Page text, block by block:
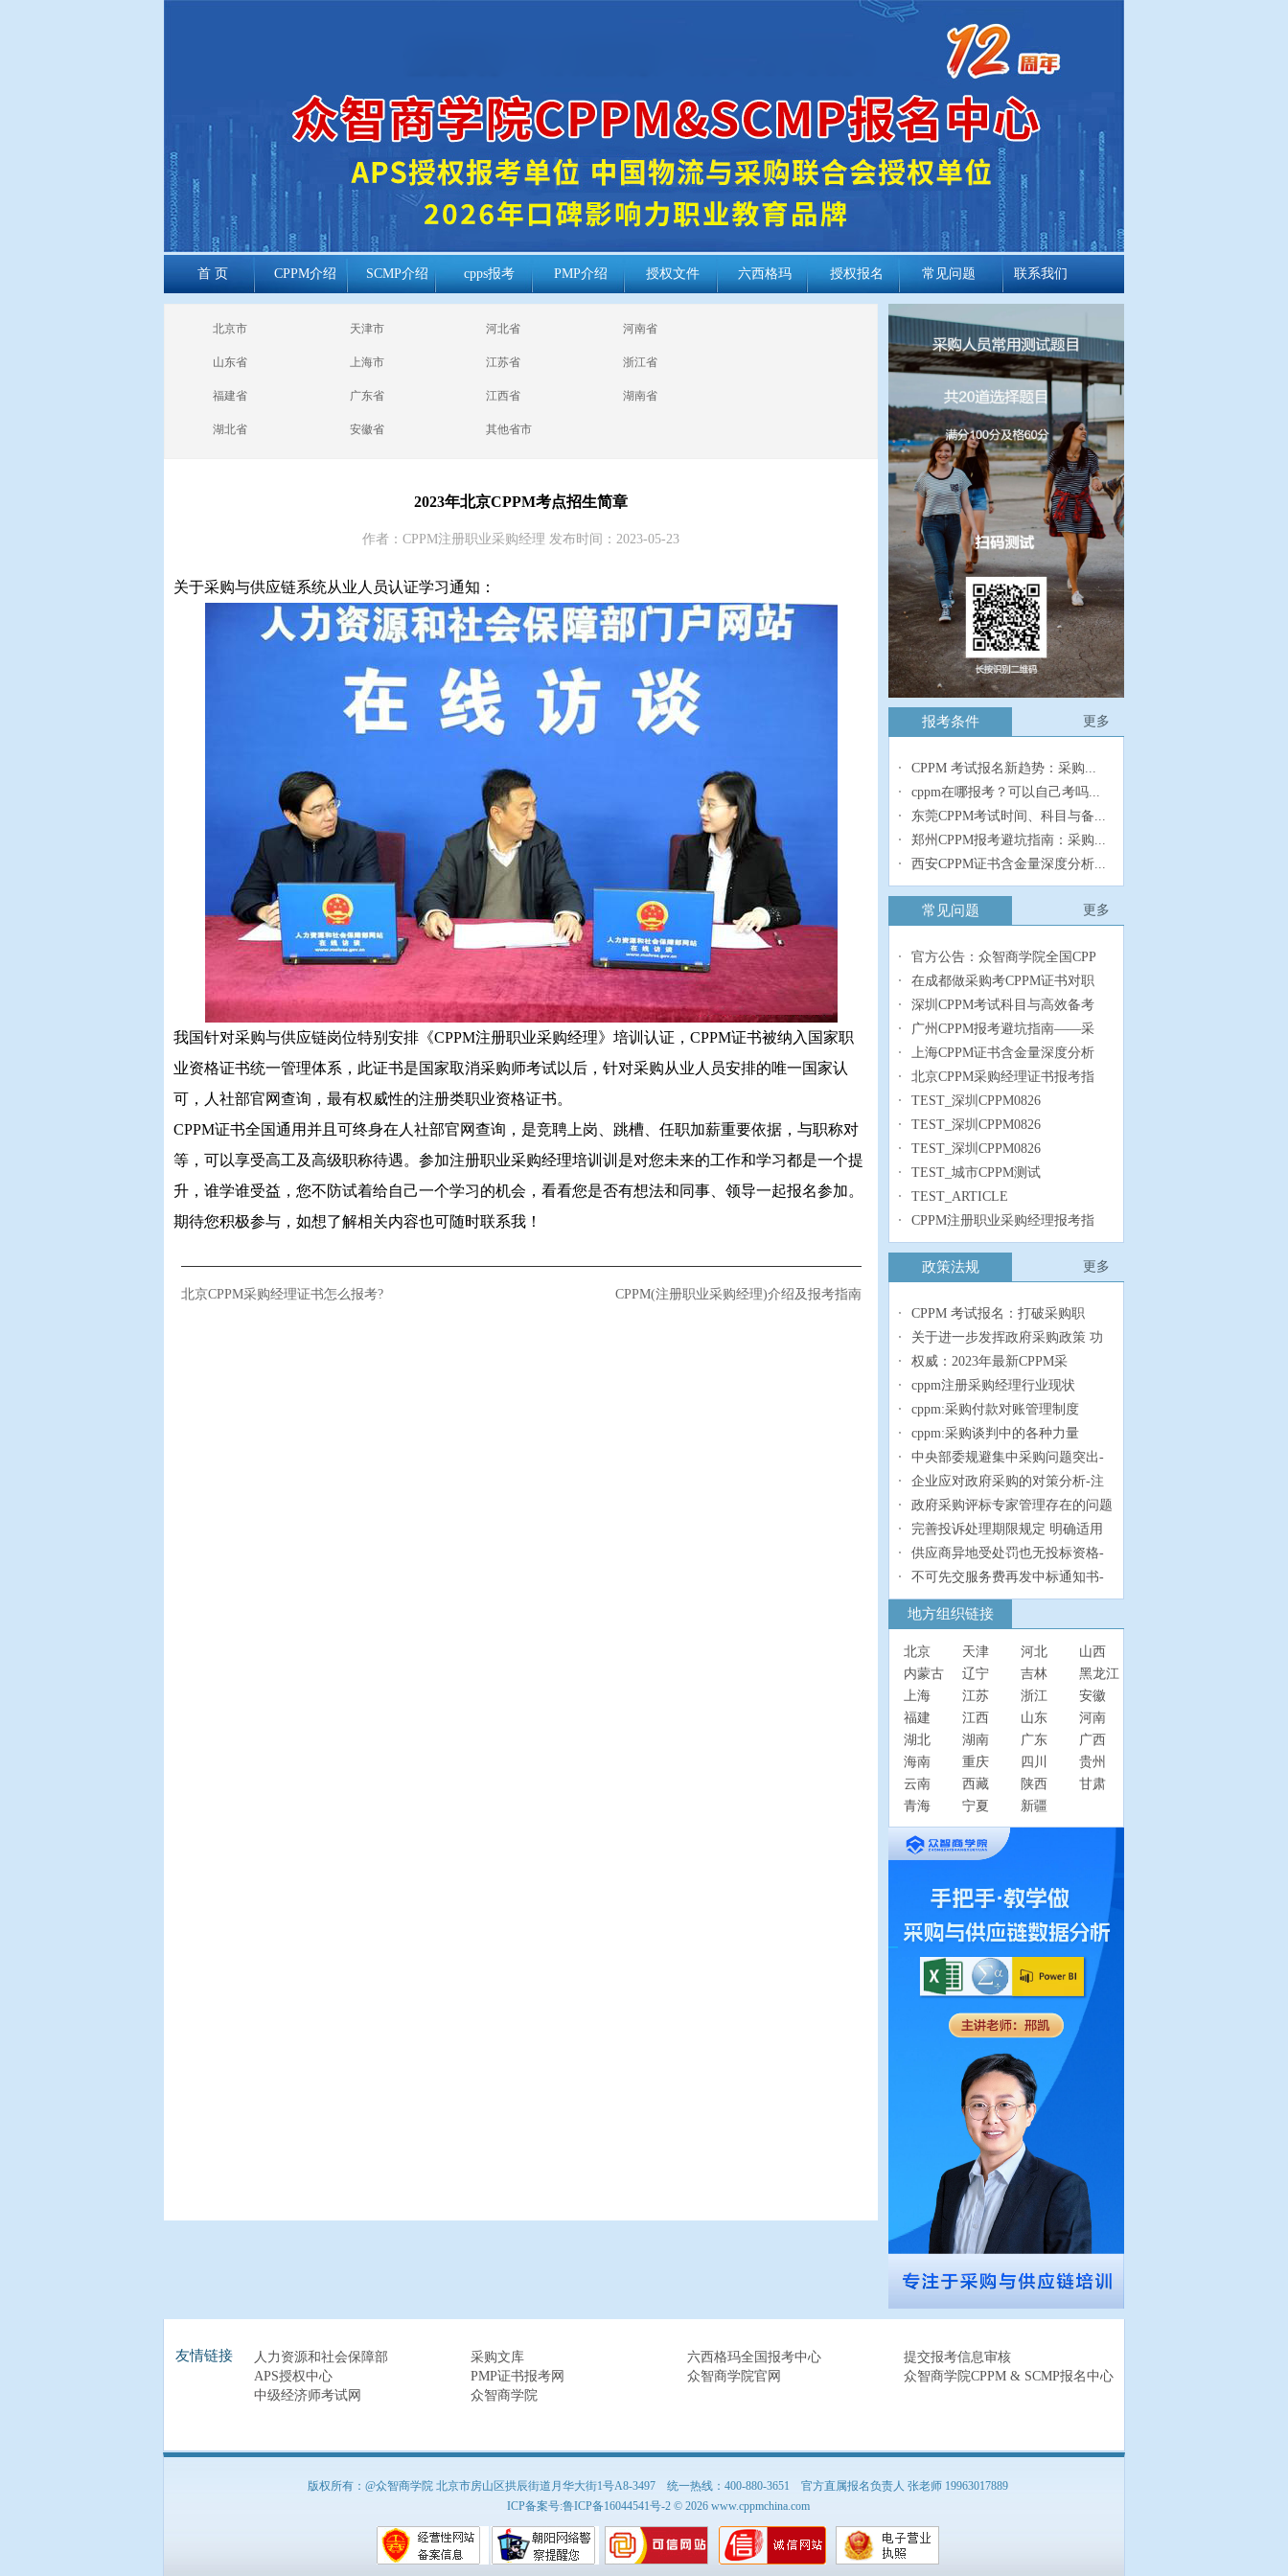
首 页 CPPM介绍 SCMP介绍 cpps报考 PMP介绍 授权文件 六西格玛 授权报名 常见问题 联系我们
cppm报考常见
问题
北京市 天津市 河北省 河南省
山东省 上海市 江苏省 浙江省
福建省 广东省 江西省 湖南省
湖北省 安徽省 其他省市
2023年北京CPPM考点招生简章
作者：CPPM注册职业采购经理 发布时间：2023-05-23
关于采购与供应链系统从业人员认证学习通知：
我国针对采购与供应链岗位特别安排《CPPM注册职业采购经理》培训认证，CPPM证书被纳入国家职
业资格证书统一管理体系，此证书是国家取消采购师考试以后，针对采购从业人员安排的唯一国家认
可，人社部官网查询，最有权威性的注册类职业资格证书。
CPPM证书全国通用并且可终身在人社部官网查询，是竞聘上岗、跳槽、任职加薪重要依据，与职称对
等，可以享受高工及高级职称待遇。参加注册职业采购经理培训训是对您未来的工作和学习都是一个提
升，谁学谁受益，您不防试着给自己一个学习的机会，看看您是否有想法和同事、领导一起报名参加。
期待您积极参与，如想了解相关内容也可随时联系我！
北京CPPM采购经理证书怎么报考? CPPM(注册职业采购经理)介绍及报考指南
更多
报考条件
CPPM 考试报名新趋势：采购...
cppm在哪报考？可以自己考吗...
东莞CPPM考试时间、科目与备...
郑州CPPM报考避坑指南：采购...
西安CPPM证书含金量深度分析...
更多
常见问题
官方公告：众智商学院全国CPP
在成都做采购考CPPM证书对职
深圳CPPM考试科目与高效备考
广州CPPM报考避坑指南——采
上海CPPM证书含金量深度分析
北京CPPM采购经理证书报考指
TEST_深圳CPPM0826
TEST_深圳CPPM0826
TEST_深圳CPPM0826
TEST_城市CPPM测试
TEST_ARTICLE
CPPM注册职业采购经理报考指
更多
政策法规
CPPM 考试报名：打破采购职
关于进一步发挥政府采购政策 功
权威：2023年最新CPPM采
cppm注册采购经理行业现状
cppm:采购付款对账管理制度
cppm:采购谈判中的各种力量
中央部委规避集中采购问题突出-
企业应对政府采购的对策分析-注
政府采购评标专家管理存在的问题
完善投诉处理期限规定 明确适用
供应商异地受处罚也无投标资格-
不可先交服务费再发中标通知书-
地方组织链接
北京 天津 河北
山西
内蒙古
辽宁 吉林
黑龙江
上海
江苏 浙江
安徽
福建
江西 山东
河南
湖北
湖南 广东
广西
海南
重庆 四川
贵州
云南
西藏 陕西
甘肃
青海
宁夏 新疆
友情链接 人力资源和社会保障部 采购文库 六西格玛全国报考中心
提交报考信息审核
APS授权中心
PMP证书报考网 众智商学院官网
众智商学院CPPM & SCMP报名中心
中级经济师考试网
众智商学院
版权所有：@众智商学院 北京市房山区拱辰街道月华大街1号A8-3497 统一热线：400-880-3651 官方直属报名负责人 张老师 19963017889
ICP备案号:鲁ICP备16044541号-2© 2026 www.cppmchina.com